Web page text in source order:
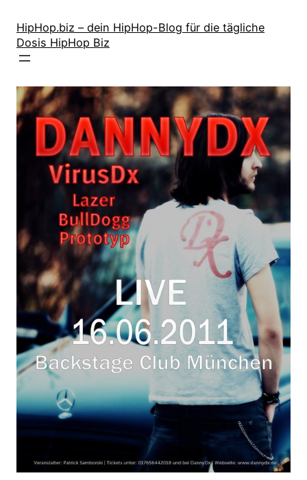
Inhalt
springen
HipHop.biz – dein HipHop-Blog für die tägliche
Dosis HipHop Biz